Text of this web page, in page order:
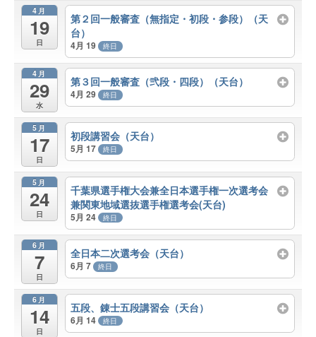
4月
19
日
第２回一般審査（無指定・初段・参段）（天
台）
4月 19 終日
4月
29
水
第３回一般審査（弐段・四段）（天台）
4月 29 終日
5月
17
日
初段講習会（天台）
5月 17 終日
5月
24
日
千葉県選手権大会兼全日本選手権一次選考会
兼関東地域選抜選手権選考会(天台)
5月 24 終日
6月
7
日
全日本二次選考会（天台）
6月 7 終日
6月
14
日
五段、錬士五段講習会（天台）
6月 14 終日